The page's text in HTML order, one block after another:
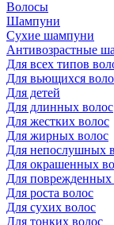
Волосы
Шампуни
Сухие шампуни
Антивозрастные
Для всех типов
Для вьющихся
Для детей
Для длинных волос
Для жестких волос
Для жирных волос
Для непослушных
Для окрашенных
Для поврежденных
Для роста волос
Для сухих волос
Для тонких волос